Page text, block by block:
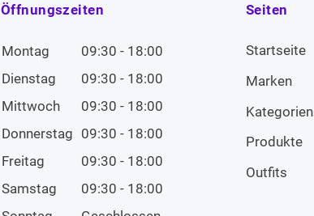
Öffnungszeiten
Montag
09:30 - 18:00
Dienstag
09:30 - 18:00
Mittwoch
09:30 - 18:00
Donnerstag 09:30 - 18:00
Freitag
09:30 - 18:00
Samstag
09:30 - 18:00
Seiten
Startseite
Marken
Kategorien
Produkte
Outfits